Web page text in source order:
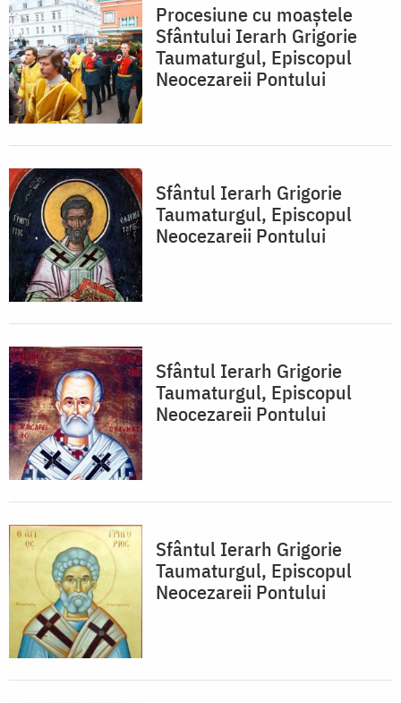
Procesiune cu moaştele
Sfântului Ierarh Grigorie
Taumaturgul, Episcopul
Neocezareii Pontului
Sfântul Ierarh Grigorie
Taumaturgul, Episcopul
Neocezareii Pontului
Sfântul Ierarh Grigorie
Taumaturgul, Episcopul
Neocezareii Pontului
Sfântul Ierarh Grigorie
Taumaturgul, Episcopul
Neocezareii Pontului